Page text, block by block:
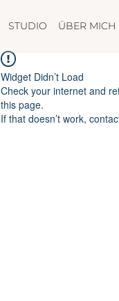
STUDIO ÜBER MICH
Widget Didn’t Load
Check your internet and
this page.
If that doesn’t work,